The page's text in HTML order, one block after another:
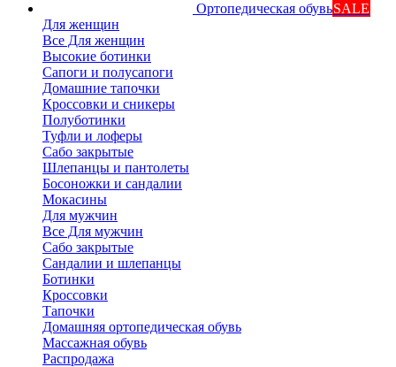
Ортопедическая обувьSALE
Для женщин
Все Для женщин
Высокие ботинки
Сапоги и полусапоги
Домашние тапочки
Кроссовки и сникеры
Полуботинки
Туфли и лоферы
Сабо закрытые
Шлепанцы и пантолеты
Босоножки и сандалии
Мокасины
Для мужчин
Все Для мужчин
Сабо закрытые
Сандалии и шлепанцы
Ботинки
Кроссовки
Тапочки
Домашняя ортопедическая обувь
Массажная обувь
Распродажа